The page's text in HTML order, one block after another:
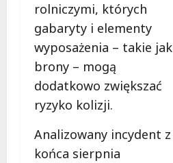
rolniczymi, których
gabaryty i elementy
wyposażenia – takie jak
brony – mogą
dodatkowo zwiększać
ryzyko kolizji.
Analizowany incydent z
końca sierpnia